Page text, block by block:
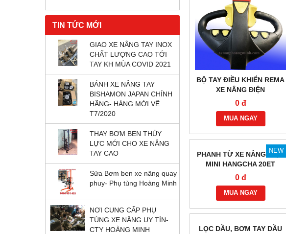
TIN TỨC MỚI
GIAO XE NÂNG TAY INOX
CHẤT LƯỢNG CAO TỚI
TAY KH MÙA COVID 2021
BÁNH XE NÂNG TAY
BISHAMON JAPAN CHÍNH
HÃNG- HÀNG MỚI VỀ
T7/2020
THAY BƠM BEN THỦY
LỰC MỚI CHO XE NÂNG
TAY CAO
Sửa Bơm ben xe nâng quay
phuy- Phụ tùng Hoàng Minh
NƠI CUNG CẤP PHỤ
TÙNG XE NÂNG UY TÍN-
CTY HOÀNG MINH
BỘ TAY ĐIỀU KHIỂN REMA
XE NÂNG ĐIỆN
0 đ
MUA NGAY
NEW